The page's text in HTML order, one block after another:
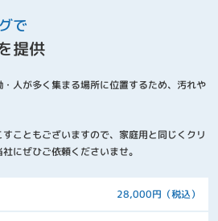
で
提供
人が多く集まる場所に位置するため、汚れや
こともございますので、家庭用と同じくクリ
にぜひご依頼くださいませ。
28,000円（税込）